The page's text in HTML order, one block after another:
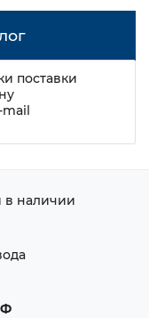
поставки
mail
в наличии